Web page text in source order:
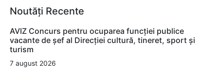
Noutăți Recente
AVIZ Concurs pentru ocuparea funcţiei publice
vacante de şef al Direcţiei cultură, tineret, sport şi
turism
7 august 2026